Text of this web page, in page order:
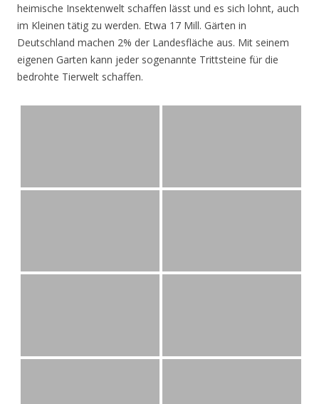
heimische Insektenwelt schaffen lässt und es sich lohnt, auch
im Kleinen tätig zu werden. Etwa 17 Mill. Gärten in
Deutschland machen 2% der Landesfläche aus. Mit seinem
eigenen Garten kann jeder sogenannte Trittsteine für die
bedrohte Tierwelt schaffen.